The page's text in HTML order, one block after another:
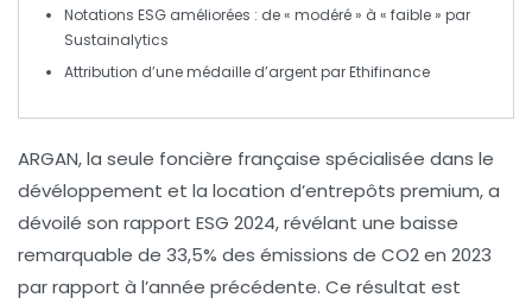
Notations ESG améliorées : de « modéré» à « faible» par
Sustainalytics
Attribution d’unemédaille d’argentpar Ethifinance
ARGAN, la seule foncière française spécialisée dans le
dévéloppement et la location d’entrepôts premium, a
dévoilé son rapport ESG 2024, révélant une baisse
remarquable de 33,5% des émissions de CO2en 2023
par rapport à l’année précédente. Ce résultat est